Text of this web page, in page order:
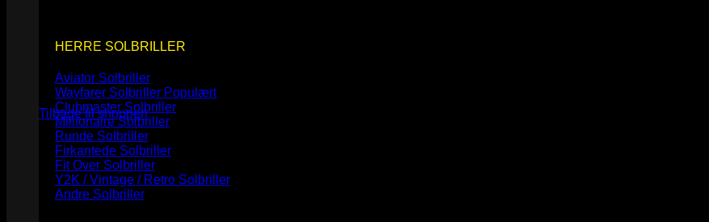
Ingen varer i kurven.
Tilbage til shoppen
HERRE SOLBRILLER
Aviator Solbriller
Wayfarer Solbriller
Clubmaster Solbriller
Millionaire Solbriller
Runde Solbriller
Firkantede Solbriller
Fit Over Solbriller
Y2K / Vintage / Retro Solbriller
Andre Solbriller